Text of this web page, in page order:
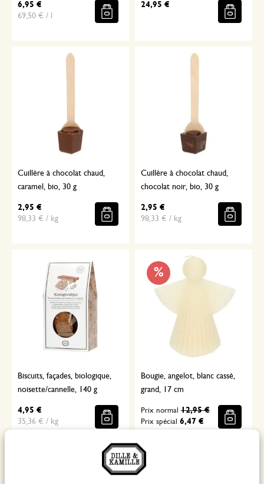
6,95 €
69,50 € / l
24,95 €
Cuillère à chocolat chaud,
caramel, bio, 30 g
2,95 €
98,33 € / kg
Cuillère à chocolat chaud,
chocolat noir, bio, 30 g
2,95 €
98,33 € / kg
Biscuits, façades, biologique,
noisette/cannelle, 140 g
4,95 €
35,36 € / kg
%
Bougie, angelot, blanc cassé,
grand, 17 cm
Prix spécial 6,47 €
Prix normal 12,95 €